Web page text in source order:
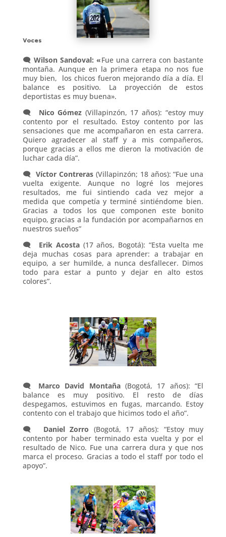
Voces
🗨️ Wilson Sandoval: «Fue una carrera con bastante
montaña. Aunque en la primera etapa no nos fue
muy bien, los chicos fueron mejorando día a día. El
balance es positivo. La proyección de estos
deportistas es muy buena».
🗨️ Nico Gómez (Villapinzón, 17 años): “estoy muy
contento por el resultado. Estoy contento por las
sensaciones que me acompañaron en esta carrera.
Quiero agradecer al staff y a mis compañeros,
porque gracias a ellos me dieron la motivación de
luchar cada día”.
🗨️Víctor Contreras (Villapinzón; 18 años): “Fue una
vuelta exigente. Aunque no logré los mejores
resultados, me fui sintiendo cada vez mejor a
medida que competía y terminé sintiéndome bien.
Gracias a todos los que componen este bonito
equipo, gracias a la fundación por acompañarnos en
nuestros sueños”
🗨️ Erik Acosta(17 años, Bogotá): “Esta vuelta me
deja muchas cosas para aprender: a trabajar en
equipo, a ser humilde, a nunca desfallecer. Dimos
todo para estar a punto y dejar en alto estos
colores”.
🗨️ Marco David Montaña(Bogotá, 17 años): “El
balance es muy positivo. El resto de días
despegamos, estuvimos en fugas, marcando. Estoy
contento con el trabajo que hicimos todo el año”.
🗨️ Daniel Zorro (Bogotá, 17 años): “Estoy muy
contento por haber terminado esta vuelta y por el
resultado de Nico. Fue una carrera dura y que nos
marca el proceso. Gracias a todo el staff por todo el
apoyo”.